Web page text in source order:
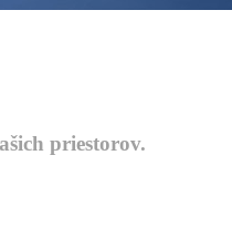
priestorov.